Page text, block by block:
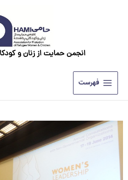
انجمن حمایت از زنان و
فهرست